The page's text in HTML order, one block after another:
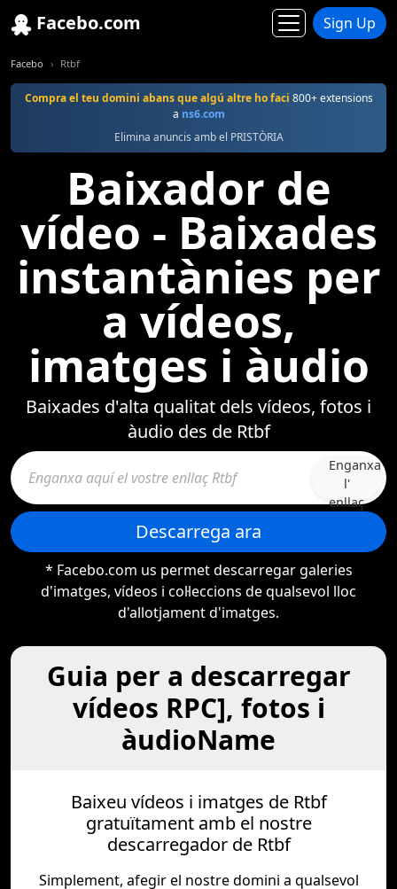
Facebo.com Sign Up
Facebo Rtbf
Compra el teu domini abans que algú altre ho faci 800+ extensions
a ns6.com
Elimina anuncis amb el PRISTÒRIA
Baixador de
vídeo - Baixades
instantànies per
a vídeos,
imatges i àudio
Baixades d'alta qualitat dels vídeos, fotos i
àudio des de Rtbf
Enganxa
l'
enllaç
Descarrega ara
* Facebo.com us permet descarregar galeries
d'imatges, vídeos i col·leccions de qualsevol lloc
d'allotjament d'imatges.
Guia per a descarregar
vídeos RPC], fotos i
àudioName
Baixeu vídeos i imatges de Rtbf
gratuïtament amb el nostre
descarregador de Rtbf
Simplement, afegir el nostre domini a qualsevol